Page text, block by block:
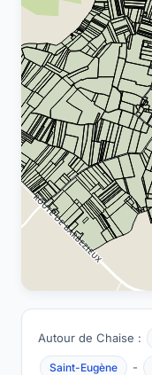
Autour de Chaise :
Saint-Eugène -